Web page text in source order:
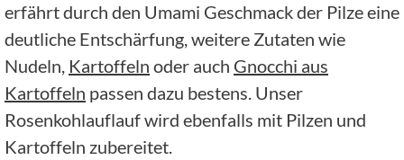
erfährt durch den Umami Geschmack der Pilze eine
deutliche Entschärfung, weitere Zutaten wie
Nudeln, Kartoffeln oder auch Gnocchi aus
Kartoffeln passen dazu bestens. Unser
Rosenkohlauflauf wird ebenfalls mit Pilzen und
Kartoffeln zubereitet.